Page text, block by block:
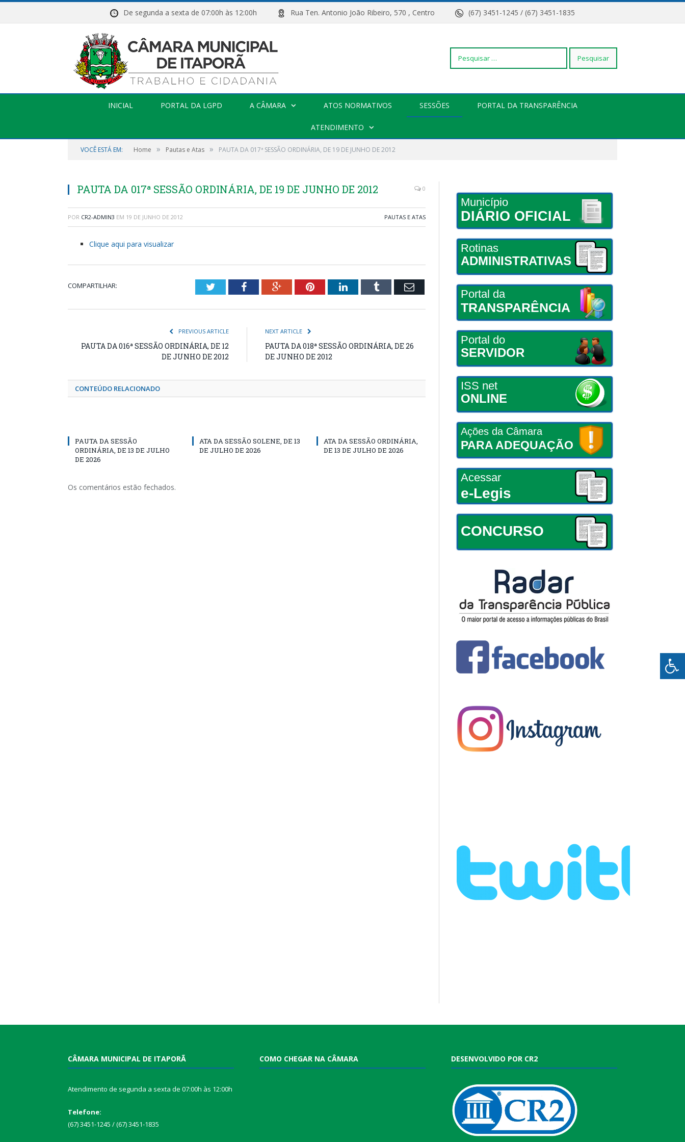
De segunda a sexta de 07:00h às 12:00h Rua Ten. Antonio João Ribeiro, 570 , Centro (67) 3451-1245 / (67) 3451-1835
Pesquisar
INICIAL PORTAL DA LGPD A CÂMARA ATOS NORMATIVOS SESSÕES PORTAL DA TRANSPARÊNCIA
ATENDIMENTO
VOCÊ ESTÁ EM: Home » Pautas e Atas » PAUTA DA 017ª SESSÃO ORDINÁRIA, DE 19 DE JUNHO DE 2012
PAUTA DA 017ª SESSÃO ORDINÁRIA, DE 19 DE JUNHO DE 2012 0
POR CR2-ADMIN3 EM 19 DE JUNHO DE 2012 PAUTAS E ATAS
Clique aqui para visualizar
COMPARTILHAR: TwitterFacebookGoogle+PinterestLinkedInTumblr Email
PREVIOUS ARTICLE
PAUTA DA 016ª SESSÃO ORDINÁRIA, DE 12
DE JUNHO DE 2012
NEXT ARTICLE
PAUTA DA 018ª SESSÃO ORDINÁRIA, DE 26
DE JUNHO DE 2012
CONTEÚDO RELACIONADO
PAUTA DA SESSÃO
ORDINÁRIA, DE 13 DE JULHO
DE 2026
ATA DA SESSÃO SOLENE, DE 13
DE JULHO DE 2026
ATA DA SESSÃO ORDINÁRIA,
DE 13 DE JULHO DE 2026
Os comentários estão fechados.
Município
DIÁRIO OFICIAL
Rotinas
ADMINISTRATIVAS
Portal da
TRANSPARÊNCIA
Portal do
SERVIDOR
ISS net
ONLINE
Ações da Câmara
PARA ADEQUAÇÃO
Acessar
e-Legis
CONCURSO
CÂMARA MUNICIPAL DE ITAPORÃ
Atendimento de segunda a sexta de 07:00h às 12:00h
Telefone:
(67) 3451-1245 / (67) 3451-1835
COMO CHEGAR NA CÂMARA DESENVOLVIDO POR CR2